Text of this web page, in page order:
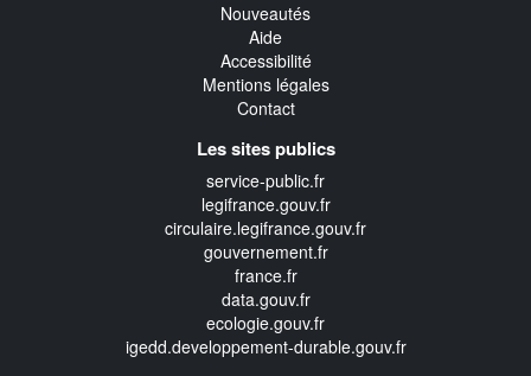
Nouveautés
Aide
Accessibilité
Mentions légales
Contact
Les sites publics
service-public.fr
legifrance.gouv.fr
circulaire.legifrance.gouv.fr
gouvernement.fr
france.fr
data.gouv.fr
ecologie.gouv.fr
igedd.developpement-durable.gouv.fr